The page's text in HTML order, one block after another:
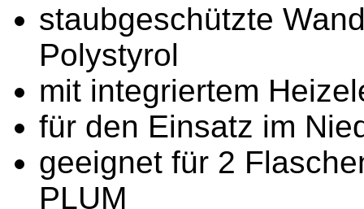
staubgeschützte
Polystyrol
mit integriertem
für den Einsatz im
geeignet für 2
PLUM